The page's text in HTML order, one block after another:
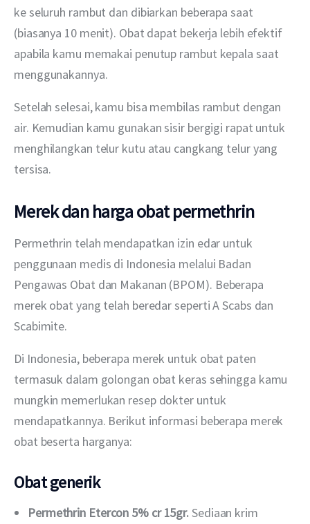
ke seluruh rambut dan dibiarkan beberapa saat
(biasanya 10 menit). Obat dapat bekerja lebih efektif
apabila kamu memakai penutup rambut kepala saat
menggunakannya.
Setelah selesai, kamu bisa membilas rambut dengan
air. Kemudian kamu gunakan sisir bergigi rapat untuk
menghilangkan telur kutu atau cangkang telur yang
tersisa.
Merek dan harga obat permethrin
Permethrin telah mendapatkan izin edar untuk
penggunaan medis di Indonesia melalui Badan
Pengawas Obat dan Makanan (BPOM). Beberapa
merek obat yang telah beredar seperti A Scabs dan
Scabimite.
Di Indonesia, beberapa merek untuk obat paten
termasuk dalam golongan obat keras sehingga kamu
mungkin memerlukan resep dokter untuk
mendapatkannya. Berikut informasi beberapa merek
obat beserta harganya:
Obat generik
Permethrin Etercon 5% cr 15gr.Sediaan krim